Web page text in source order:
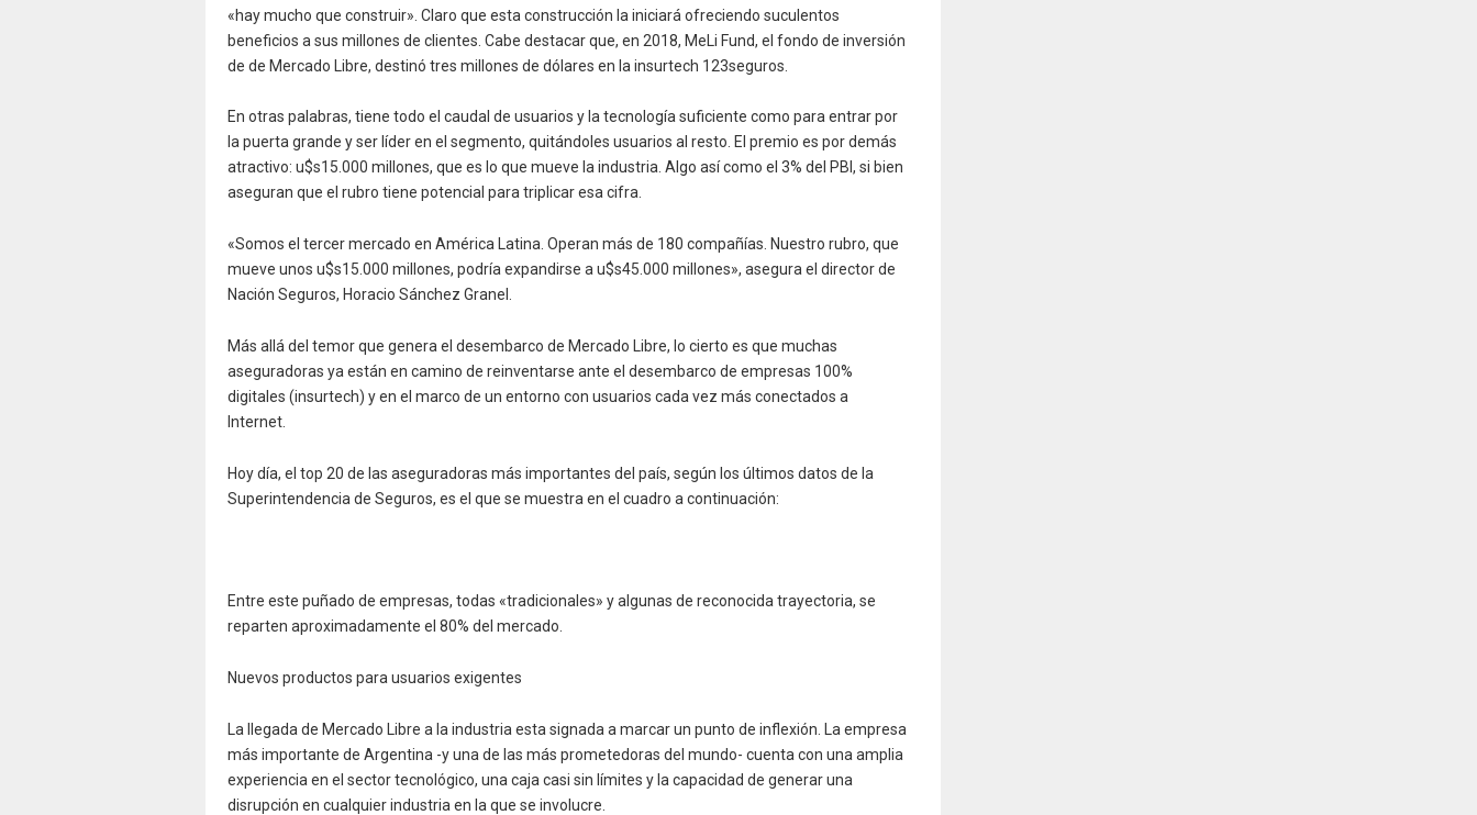
«hay mucho que construir». Claro que esta construcción la iniciará ofreciendo suculentos
beneficios a sus millones de clientes. Cabe destacar que, en 2018, MeLi Fund, el fondo de inversión
de de Mercado Libre, destinó tres millones de dólares en la insurtech 123seguros.
En otras palabras, tiene todo el caudal de usuarios y la tecnología suficiente como para entrar por
la puerta grande y ser líder en el segmento, quitándoles usuarios al resto. El premio es por demás
atractivo: u$s15.000 millones, que es lo que mueve la industria. Algo así como el 3% del PBI, si bien
aseguran que el rubro tiene potencial para triplicar esa cifra.
«Somos el tercer mercado en América Latina. Operan más de 180 compañías. Nuestro rubro, que
mueve unos u$s15.000 millones, podría expandirse a u$s45.000 millones», asegura el director de
Nación Seguros, Horacio Sánchez Granel.
Más allá del temor que genera el desembarco de Mercado Libre, lo cierto es que muchas
aseguradoras ya están en camino de reinventarse ante el desembarco de empresas 100%
digitales (insurtech) y en el marco de un entorno con usuarios cada vez más conectados a
Internet.
Hoy día, el top 20 de las aseguradoras más importantes del país, según los últimos datos de la
Superintendencia de Seguros, es el que se muestra en el cuadro a continuación:
Entre este puñado de empresas, todas «tradicionales» y algunas de reconocida trayectoria, se
reparten aproximadamente el 80% del mercado.
Nuevos productos para usuarios exigentes
La llegada de Mercado Libre a la industria esta signada a marcar un punto de inflexión. La empresa
más importante de Argentina -y una de las más prometedoras del mundo- cuenta con una amplia
experiencia en el sector tecnológico, una caja casi sin límites y la capacidad de generar una
disrupción en cualquier industria en la que se involucre.